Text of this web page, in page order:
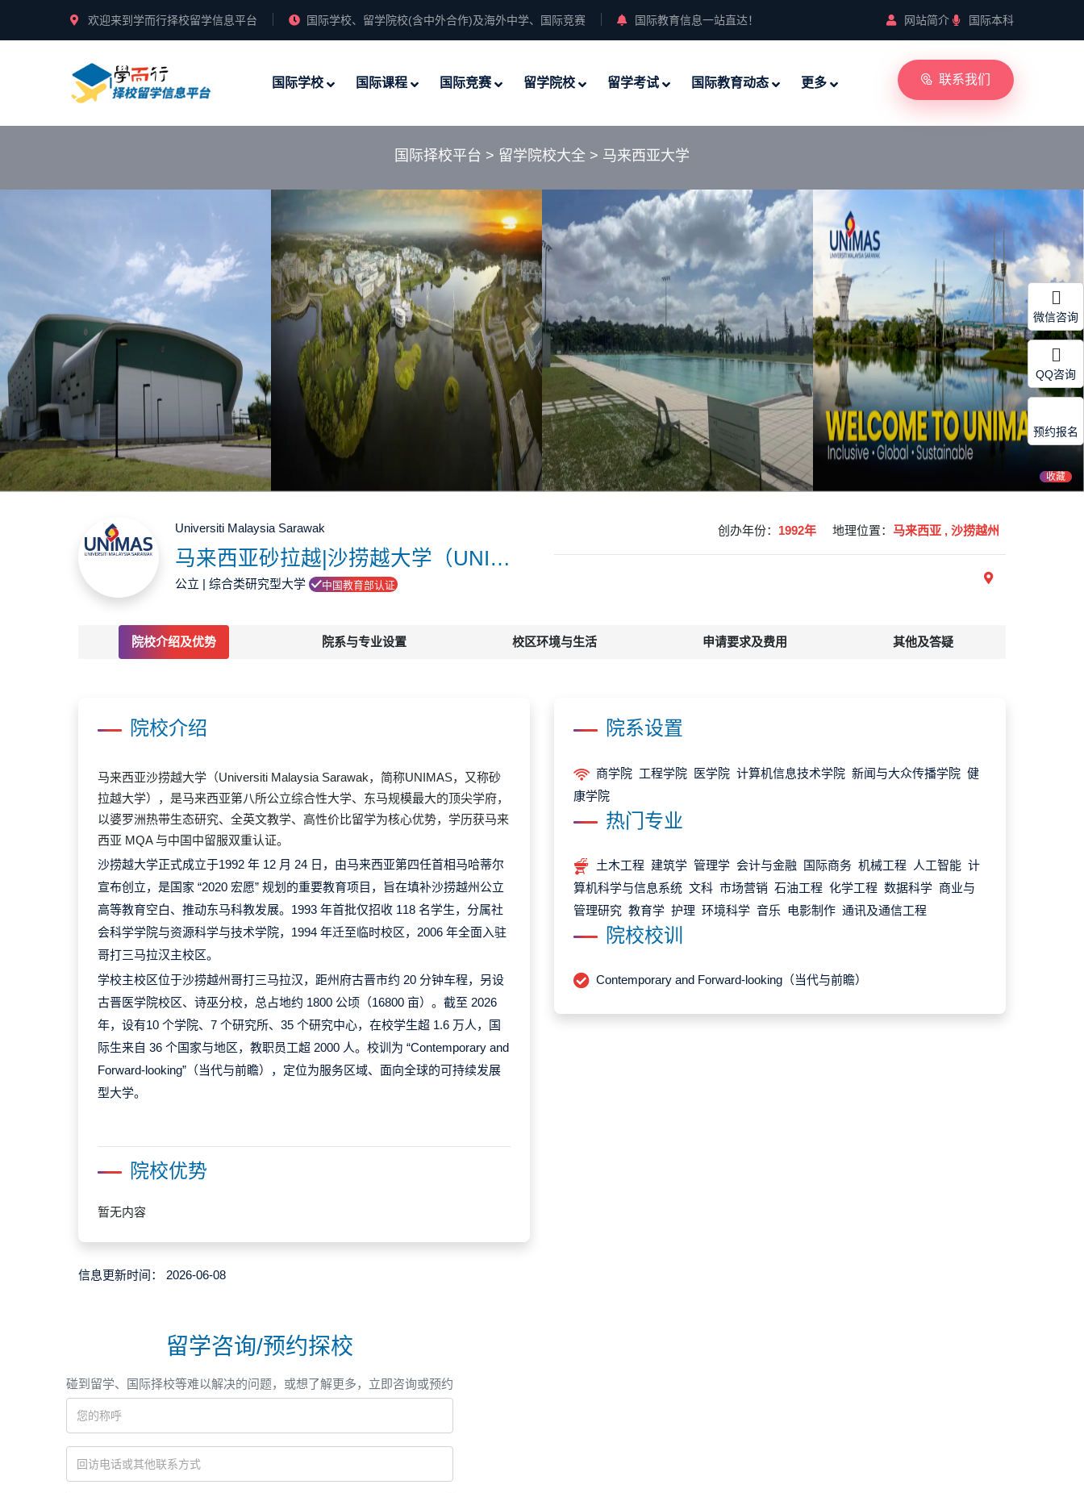
欢迎来到学而行择校留学信息平台 国际学校、留学院校(含中外合作)及海外中学、国际竞赛 国际教育信息一站直达！ 网站简介 国际本科
国际学校 国际课程 国际竞赛 留学院校 留学考试 国际教育动态 更多 联系我们
国际择校平台 > 留学院校大全 > 马来西亚大学
收藏
Universiti Malaysia Sarawak
马来西亚砂拉越|沙捞越大学（UNIMAS）
公立 | 综合类研究型大学 中国教育部认证
创办年份： 1992年 地理位置： 马来西亚 , 沙捞越州
院校介绍及优势 院系与专业设置 校区环境与生活 申请要求及费用 其他及答疑
院校介绍
马来西亚沙捞越大学（Universiti Malaysia Sarawak，简称UNIMAS，又称砂
拉越大学），是马来西亚第八所公立综合性大学、东马规模最大的顶尖学府，
以婆罗洲热带生态研究、全英文教学、高性价比留学为核心优势，学历获马来
西亚 MQA 与中国中留服双重认证。
沙捞越大学正式成立于1992 年 12 月 24 日，由马来西亚第四任首相马哈蒂尔
宣布创立，是国家 “2020 宏愿” 规划的重要教育项目，旨在填补沙捞越州公立
高等教育空白、推动东马科教发展。1993 年首批仅招收 118 名学生，分属社
会科学学院与资源科学与技术学院，1994 年迁至临时校区，2006 年全面入驻
哥打三马拉汉主校区。
学校主校区位于沙捞越州哥打三马拉汉，距州府古晋市约 20 分钟车程，另设
古晋医学院校区、诗巫分校，总占地约 1800 公顷（16800 亩）。截至 2026
年，设有10 个学院、7 个研究所、35 个研究中心，在校学生超 1.6 万人，国
际生来自 36 个国家与地区，教职员工超 2000 人。校训为 “Contemporary and
Forward-looking”（当代与前瞻），定位为服务区域、面向全球的可持续发展
型大学。
院校优势
暂无内容
院系设置
商学院 工程学院 医学院 计算机信息技术学院 新闻与大众传播学院 健
康学院
热门专业
土木工程 建筑学 管理学 会计与金融 国际商务 机械工程 人工智能 计
算机科学与信息系统 文科 市场营销 石油工程 化学工程 数据科学 商业与
管理研究 教育学 护理 环境科学 音乐 电影制作 通讯及通信工程
院校校训
Contemporary and Forward-looking（当代与前瞻）
信息更新时间： 2026-06-08
留学咨询/预约探校
碰到留学、国际择校等难以解决的问题，或想了解更多，立即咨询或预约
微信咨询
QQ咨询
预约报名